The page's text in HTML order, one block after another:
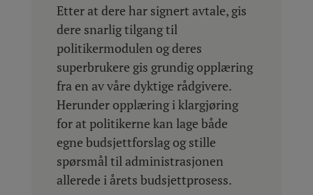
Etter at dere har signert avtale, gis
dere snarlig tilgang til
politikermodulen og deres
superbrukere gis grundig opplæring
fra en av våre dyktige rådgivere.
Herunder opplæring i klargjøring
for at politikerne kan lage både
egne budsjettforslag og stille
spørsmål til administrasjonen
allerede i årets budsjettprosess.